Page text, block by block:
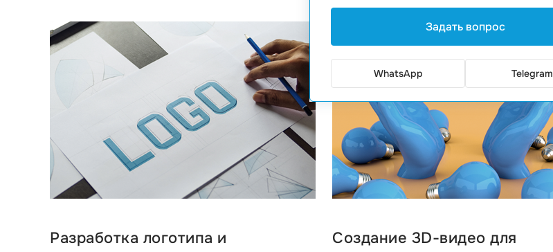
рейтинг 0
Разработка логотипа и
Создание 3D-видео для
Задать вопрос
WhatsApp Telegram